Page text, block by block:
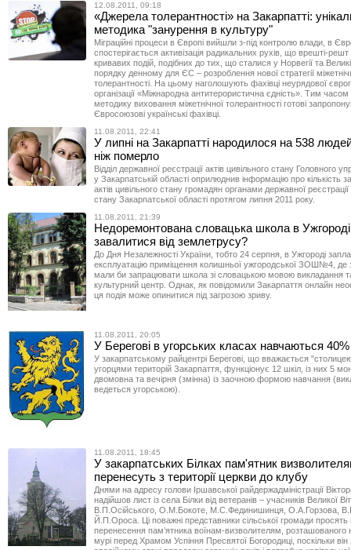
12.08.2011, 09:18
«Джерела толерантності» на Закарпатті:
методика "занурення в культуру"
Міграційні процеси в Європі вийшли з-під контролю влади, в
спостерігається активізація радикальних рухів, що врешті-
кривавих подій, подібних до тих, що сталися у Норвегії та
порядку денному для ЄС – розроблення нової стратегії
толерантності. На цьому наголошують фахівці неурядової
організації «Міжнародна антитерористична єдність». Тим часом
методику виховання міжетнічної толерантності готові
Євросоюзові українські фахівці.
11.08.2011, 22:41
У липні на Закарпатті народилося на 538
ніж померло
Відділ державної реєстрації актів цивільного стану Головного
у Закарпатській області оприлюднив інформацію про кількість
актів цивільного стану громадян органами державної реєстрації
стану Закарпатської області протягом липня 2011 року.
11.08.2011, 21:39
Недоремонтована словацька школа в
завалитися від землетрусу?
До Дня Незалежності України, тобто 24 серпня, в Ужгороді
експлуатацію приміщення колишньої ужгородської ЗОШ№4, де
мали би запрацювати школа зі словацькою мовою викладання
культурний центр. Однак, як повідомили Закарпаття онлайн
ця подія може опинитися під загрозою зриву.
11.08.2011, 20:05
У Берегові в угорських класах навчаються
У закарпатському райцентрі Берегові, що вважається
угорцями територій Закарпаття, функціонує 12 шкіл, із них 5
двомовна та вечірня (змінна) із заочною формою навчання
ведеться угорською).
11.08.2011, 18:45
У закарпатських Білках пам'ятник
перенесуть з території церкви до клубу
Днями на адресу голови Іршавської райдержадміністрації
надійшов лист із села Білки від ветеранів – учасників Великої
В.П.Осійського, О.М.Бокоте, М.С.Фединишинця, О.А.Горзова,
Й.П.Ороса. Ці поважні представники сільської громади просять
перенесення пам’ятника воїнам-визволителям, розташованого
мурі перед Храмом Успіння Пресвятої Богородиці, поскільки